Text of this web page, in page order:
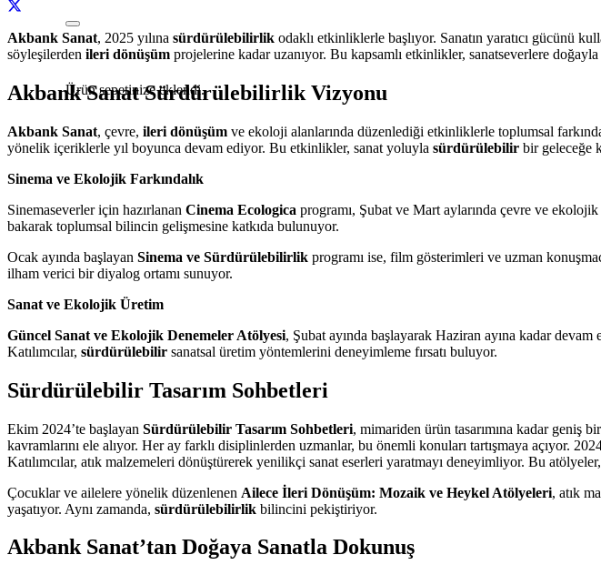
Ürünsepetinize eklendi.
Akbank Sanat, 2025 yılına sürdürülebilirlik odaklı etkinliklerle başlıyor. Sanatın yaratıcı gücünü
söyleşilerden ileri dönüşüm projelerine kadar uzanıyor. Bu kapsamlı etkinlikler, sanatseverlere
Akbank Sanat Sürdürülebilirlik Vizyonu
Akbank Sanat, çevre, ileri dönüşüm ve ekoloji alanlarında düzenlediği etkinliklerle toplumsal
yönelik içeriklerle yıl boyunca devam ediyor. Bu etkinlikler, sanat yoluyla sürdürülebilir bir geleceğe
Sinema ve Ekolojik Farkındalık
Sinemaseverler için hazırlanan Cinema Ecologica programı, Şubat ve Mart aylarında çevre ve
bakarak toplumsal bilincin gelişmesine katkıda bulunuyor.
Ocak ayında başlayan Sinema ve Sürdürülebilirlik programı ise, film gösterimleri ve uzman
ilham verici bir diyalog ortamı sunuyor.
Sanat ve Ekolojik Üretim
Güncel Sanat ve Ekolojik Denemeler Atölyesi, Şubat ayında başlayarak Haziran ayına kadar
Katılımcılar, sürdürülebilir sanatsal üretim yöntemlerini deneyimleme fırsatı buluyor.
Sürdürülebilir Tasarım Sohbetleri
Ekim 2024’te başlayan Sürdürülebilir Tasarım Sohbetleri, mimariden ürün tasarımına kadar geniş
kavramlarını ele alıyor. Her ay farklı disiplinlerden uzmanlar, bu önemli konuları tartışmaya açıyor.
Katılımcılar, atık malzemeleri dönüştürerek yenilikçi sanat eserleri yaratmayı deneyimliyor. Bu
Çocuklar ve ailelere yönelik düzenlenen Ailece İleri Dönüşüm: Mozaik ve Heykel Atölyeleri, atık
yaşatıyor. Aynı zamanda, sürdürülebilirlik bilincini pekiştiriyor.
Akbank Sanat’tan Doğaya Sanatla Dokunuş